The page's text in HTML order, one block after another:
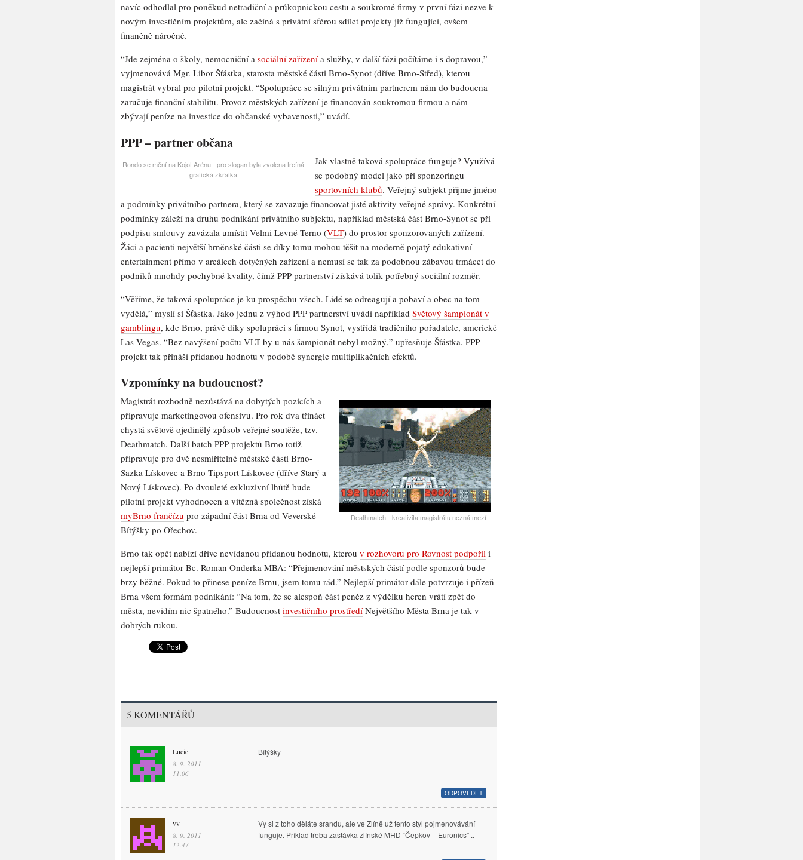
navíc odhodlal pro poněkud netradiční a průkopnickou cestu a soukromé firmy v první fázi nezve k
novým investičním projektům, ale začíná s privátní sférou sdílet projekty již fungující, ovšem
finančně náročné.
“Jde zejména o školy, nemocniční a sociální zařízenía služby, v další fázi počítáme i s dopravou,”
vyjmenovává Mgr. Libor Šťástka, starosta městské části Brno-Synot (dříve Brno-Střed), kterou
magistrát vybral pro pilotní projekt. “Spolupráce se silným privátním partnerem nám do budoucna
zaručuje finanční stabilitu. Provoz městských zařízení je financován soukromou firmou a nám
zbývají peníze na investice do občanské vybavenosti,” uvádí.
PPP – partner občana
Rondo se mění na Kojot Arénu - pro slogan byla zvolena trefná
grafická zkratka
Jak vlastně taková spolupráce funguje? Využívá
se podobný model jako při sponzoringu
sportovních klubů. Veřejný subjekt přijme jméno
a podmínky privátního partnera, který se zavazuje financovat jisté aktivity veřejné správy. Konkrétní
podmínky záleží na druhu podnikání privátního subjektu, například městská část Brno-Synot se při
podpisu smlouvy zavázala umístit Velmi Levné Terno (VLT) do prostor sponzorovaných zařízení.
Žáci a pacienti největší brněnské části se díky tomu mohou těšit na moderně pojatý edukativní
entertainment přímo v areálech dotyčných zařízení a nemusí se tak za podobnou zábavou trmácet do
podniků mnohdy pochybné kvality, čímž PPP partnerství získává tolik potřebný sociální rozměr.
“Věříme, že taková spolupráce je ku prospěchu všech. Lidé se odreagují a pobaví a obec na tom
vydělá,” myslí si Šťástka. Jako jednu z výhod PPP partnerství uvádí například Světový šampionát v
gamblingu, kde Brno, právě díky spolupráci s firmou Synot, vystřídá tradičního pořadatele, americké
Las Vegas. “Bez navýšení počtu VLT by u nás šampionát nebyl možný,” upřesňuje Šťástka. PPP
projekt tak přináší přidanou hodnotu v podobě synergie multiplikačních efektů.
Vzpomínky na budoucnost?
Deathmatch - kreativita magistrátu nezná mezí
Magistrát rozhodně nezůstává na dobytých pozicích a
připravuje marketingovou ofensivu. Pro rok dva třináct
chystá světově ojedinělý způsob veřejné soutěže, tzv.
Deathmatch. Další batch PPP projektů Brno totiž
připravuje pro dvě nesmiřitelné městské části Brno-
Sazka Lískovec a Brno-Tipsport Lískovec (dříve Starý a
Nový Lískovec). Po dvouleté exkluzivní lhůtě bude
pilotní projekt vyhodnocen a vítězná společnost získá
myBrno frančízu pro západní část Brna od Veverské
Bítýšky po Ořechov.
Brno tak opět nabízí dříve nevídanou přidanou hodnotu, kterou v rozhovoru pro Rovnost podpořil i
nejlepší primátor Bc. Roman Onderka MBA: “Přejmenování městských částí podle sponzorů bude
brzy běžné. Pokud to přinese peníze Brnu, jsem tomu rád.” Nejlepší primátor dále potvrzuje i přízeň
Brna všem formám podnikání: “Na tom, že se alespoň část peněz z výdělku heren vrátí zpět do
města, nevidím nic špatného.” Budoucnost investičního prostředíNejvětšího Města Brna je tak v
dobrých rukou.
5 KOMENTÁŘŮ
Lucie
8. 9. 2011
11.06
Bítýšky
ODPOVĚDĚT
vv
8. 9. 2011
12.47
Vy si z toho děláte srandu, ale ve Zlíně už tento styl pojmenovávání
funguje. Příklad třeba zastávka zlínské MHD “Čepkov – Euronics” ..